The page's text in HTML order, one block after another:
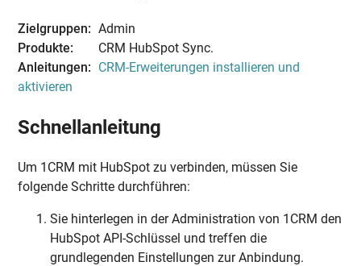
Zielgruppen: Admin
Produkte:
CRM HubSpot Sync.
Anleitungen: CRM-Erweiterungen installieren und
aktivieren
Schnellanleitung
Um 1CRM mit HubSpot zu verbinden, müssen Sie
folgende Schritte durchführen:
Sie hinterlegen in der Administration von 1CRM den
HubSpot API-Schlüssel und treffen die
grundlegenden Einstellungen zur Anbindung.